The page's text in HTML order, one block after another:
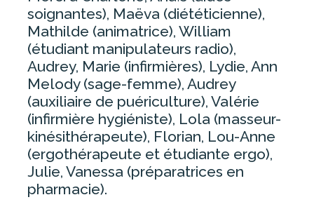
EHPAD ANCENIS
EHPAD CANDÉ
EHPAD OUDON
EHPAD VARADES
ESPACE VISITEUR
soignantes), Maëva (diététicienne),
Mathilde (animatrice), William
(étudiant manipulateurs radio),
Audrey, Marie (infirmières), Lydie, Ann
Melody (sage-femme), Audrey
(auxiliaire de puériculture), Valérie
(infirmière hygiéniste), Lola (masseur-
kinésithérapeute), Florian, Lou-Anne
(ergothérapeute et étudiante ergo),
Julie, Vanessa (préparatrices en
pharmacie).